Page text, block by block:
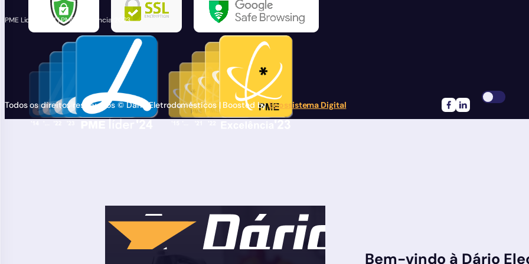
PME Lider 2024 | PME Excelência 2023
Todos os direitos reservados © Dário Eletrodomésticos | Boosted byEcossistema Digital
Siga-nos no Facebook
FSiga-nos no
Bem-vindo à Dário